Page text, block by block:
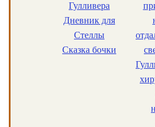
Гулливера
Дневник для
Стеллы
Сказка бочки